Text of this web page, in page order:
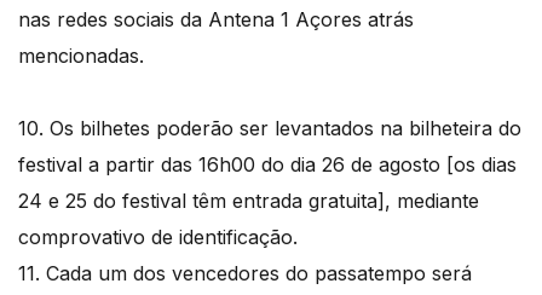
nas redes sociais da Antena 1 Açores atrás
mencionadas.
10. Os bilhetes poderão ser levantados na bilheteira do
festival a partir das 16h00 do dia 26 de agosto [os dias
24 e 25 do festival têm entrada gratuita], mediante
comprovativo de identificação.
11. Cada um dos vencedores do passatempo será